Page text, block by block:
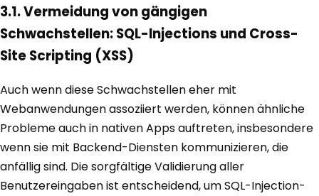
3.1. Vermeidung von gängigen
Schwachstellen: SQL-Injections und Cross-
Site Scripting (XSS)
Auch wenn diese Schwachstellen eher mit
Webanwendungen assoziiert werden, können ähnliche
Probleme auch in nativen Apps auftreten, insbesondere
wenn sie mit Backend-Diensten kommunizieren, die
anfällig sind. Die sorgfältige Validierung aller
Benutzereingaben ist entscheidend, um SQL-Injection-